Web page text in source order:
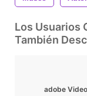
Los Usuarios
También
adobe